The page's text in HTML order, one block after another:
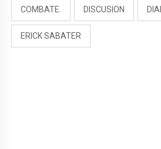
COMBATE. DISCUSION
ERICK SABATER